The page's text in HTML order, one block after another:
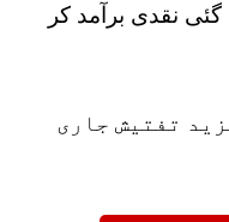
نقدی برآمد کر
تفتیش جاری